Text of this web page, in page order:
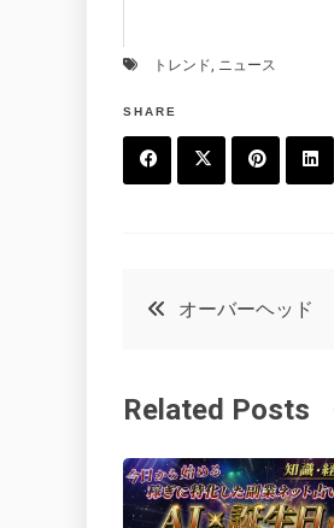
トレンド, ニュース
SHARE
o
k
r
e
t
in
投
ナ
ビ
オーバーヘッド
Related Posts